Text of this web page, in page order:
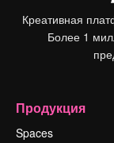
Креативная
Более 1
Продукция
Spaces